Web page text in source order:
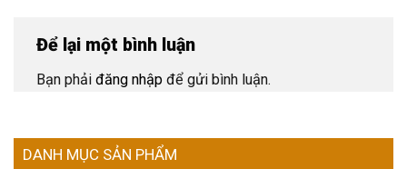
Để lại một bình luận
Bạn phải đăng nhập để gửi bình luận.
DANH MỤC SẢN PHẨM